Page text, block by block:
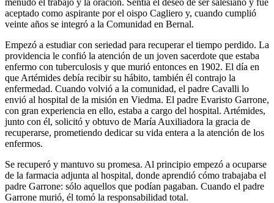
aceptado como aspirante por el oispo Cagliero y, cuando cumplió
veinte años se integró a la Comunidad en Bernal.
Empezó a estudiar con seriedad para recuperar el tiempo perdido. La
providencia le confió la atención de un joven sacerdote que estaba
enfermo con tuberculosis y que murió entonces en 1902. El día en
que Artémides debía recibir su hábito, también él contrajo la
enfermedad. Cuando volvió a la comunidad, el padre Cavalli lo
envió al hospital de la misión en Viedma. El padre Evaristo Garrone,
con gran experiencia en ello, estaba a cargo del hospital. Artémides,
junto con él, solicitó y obtuvo de María Auxiliadora la gracia de
recuperarse, prometiendo dedicar su vida entera a la atención de los
enfermos.
Se recuperó y mantuvo su promesa. Al principio empezó a ocuparse
de la farmacia adjunta al hospital, donde aprendió cómo trabajaba el
padre Garrone: sólo aquellos que podían pagaban. Cuando el padre
Garrone murió, él tomó la responsabilidad total.